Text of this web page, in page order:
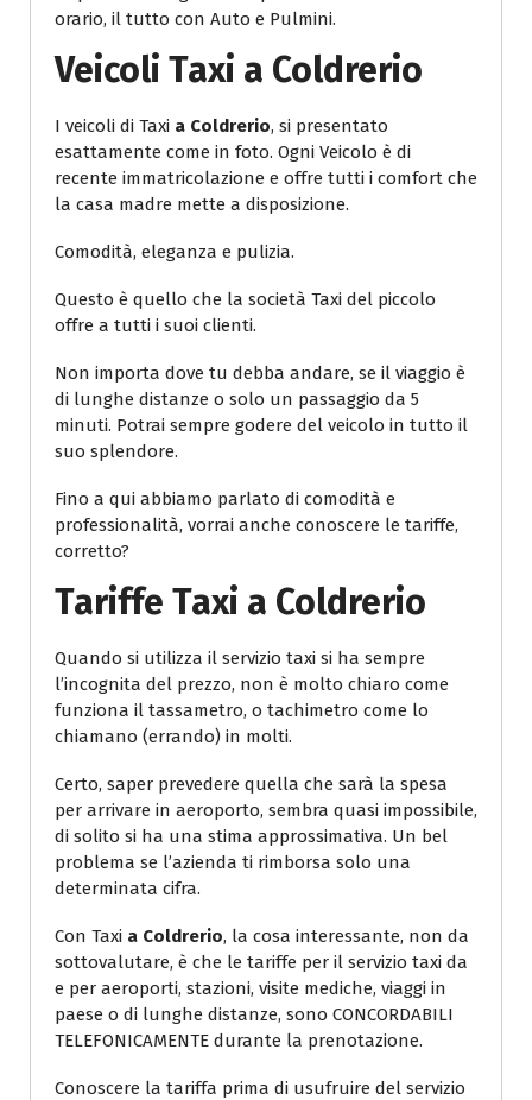
orario, il tutto con Auto e Pulmini.
Veicoli Taxi a Coldrerio
I veicoli di Taxi a Coldrerio, si presentato
esattamente come in foto. Ogni Veicolo è di
recente immatricolazione e offre tutti i comfort che
la casa madre mette a disposizione.
Comodità, eleganza e pulizia.
Questo è quello che la società Taxi del piccolo
offre a tutti i suoi clienti.
Non importa dove tu debba andare, se il viaggio è
di lunghe distanze o solo un passaggio da 5
minuti. Potrai sempre godere del veicolo in tutto il
suo splendore.
Fino a qui abbiamo parlato di comodità e
professionalità, vorrai anche conoscere le tariffe,
corretto?
Tariffe Taxi a Coldrerio
Quando si utilizza il servizio taxi si ha sempre
l’incognita del prezzo, non è molto chiaro come
funziona il tassametro, o tachimetro come lo
chiamano (errando) in molti.
Certo, saper prevedere quella che sarà la spesa
per arrivare in aeroporto, sembra quasi impossibile,
di solito si ha una stima approssimativa. Un bel
problema se l’azienda ti rimborsa solo una
determinata cifra.
Con Taxi a Coldrerio, la cosa interessante, non da
sottovalutare, è che le tariffe per il servizio taxi da
e per aeroporti, stazioni, visite mediche, viaggi in
paese o di lunghe distanze, sono CONCORDABILI
TELEFONICAMENTE durante la prenotazione.
Conoscere la tariffa prima di usufruire del servizio